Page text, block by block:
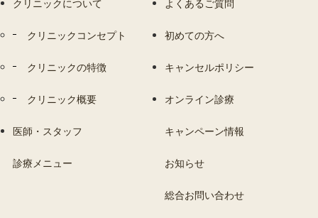
クリニックについて
クリニックコンセプト
クリニックの特徴
クリニック概要
医師・スタッフ
診療メニュー
よくあるご質問
初めての方へ
キャンセルポリシー
オンライン診療
キャンペーン情報
お知らせ
総合お問い合わせ